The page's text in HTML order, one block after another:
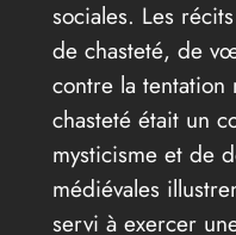
sociales. Les
de chasteté, de
contre la tentation
chasteté était un
mysticisme et de
médiévales
servi à exercer